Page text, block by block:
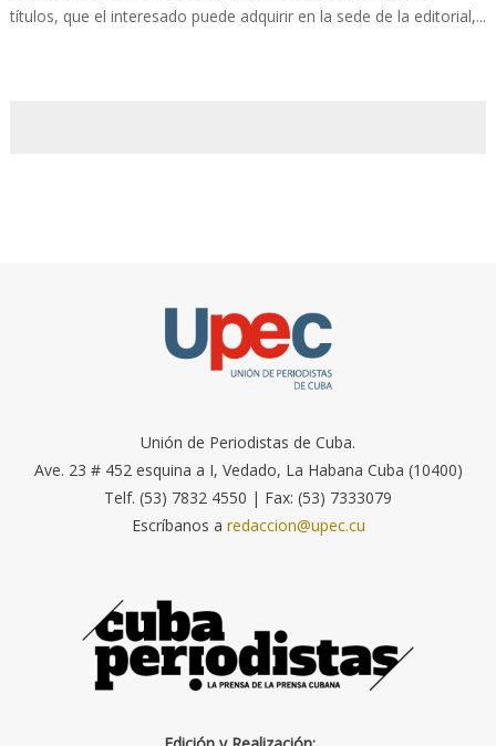
títulos, que el interesado puede adquirir en la sede de la editorial,...
Unión de Periodistas de Cuba.
Ave. 23 # 452 esquina a I, Vedado, La Habana Cuba (10400)
Telf. (53) 7832 4550 | Fax: (53) 7333079
Escríbanos a redaccion@upec.cu